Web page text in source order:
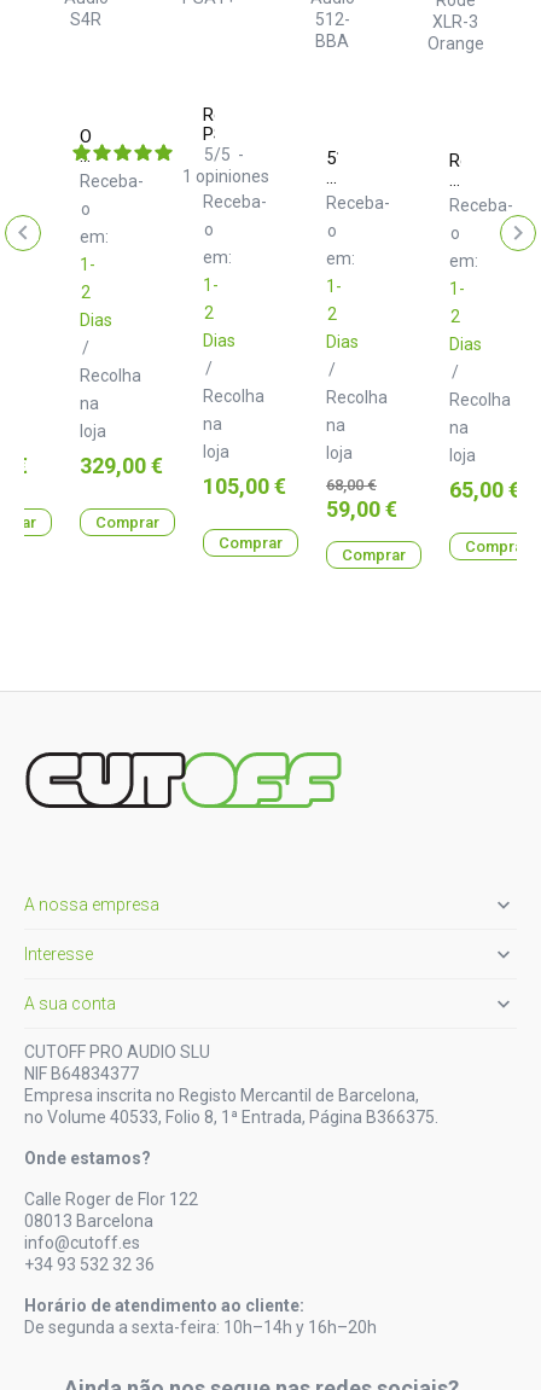
€
Ollo
Audio
S4R
Receba-
o
em:
1-
2
Dias
/
Recolha
na
loja
Preço
329,00 €
Comprar
Rode
PSA1+
Receba-
o
em:
1-
2
Dias
/
Recolha
na
loja
5/5 -
1 opiniones
Preço
105,00 €
Comprar
512
Audio
512-
BBA
Receba-
o
em:
1-
2
Dias
/
Recolha
na
loja
Preço
normal
68,00 €
Preço
59,00 €
Comprar
Rode
XLR-
6
Orange
Receba-
o
em:
1-
2
Dias
/
Recolha
na
loja
Preço
65,00 €
Comprar
A nossa empresa 
Interesse 
A sua conta 
CUTOFF PRO AUDIO SLU
NIF B64834377
Empresa inscrita no Registo Mercantil de Barcelona,
no Volume 40533, Folio 8, 1ª Entrada, Página B366375.
Onde estamos?
Calle Roger de Flor 122
08013 Barcelona
info@cutoff.es
+34 93 532 32 36
Horário de atendimento ao cliente:
De segunda a sexta-feira: 10h–14h y 16h–20h